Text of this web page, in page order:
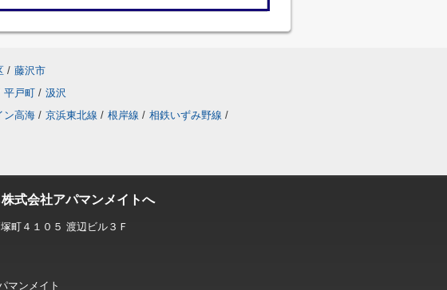
/ 藤沢市
平戸町 / 汲沢
ン高海 / 京浜東北線 / 根岸線 / 相鉄いずみ野線 /
式会社アパマンメイトへ
町４１０５ 渡辺ビル３Ｆ
マンメイト